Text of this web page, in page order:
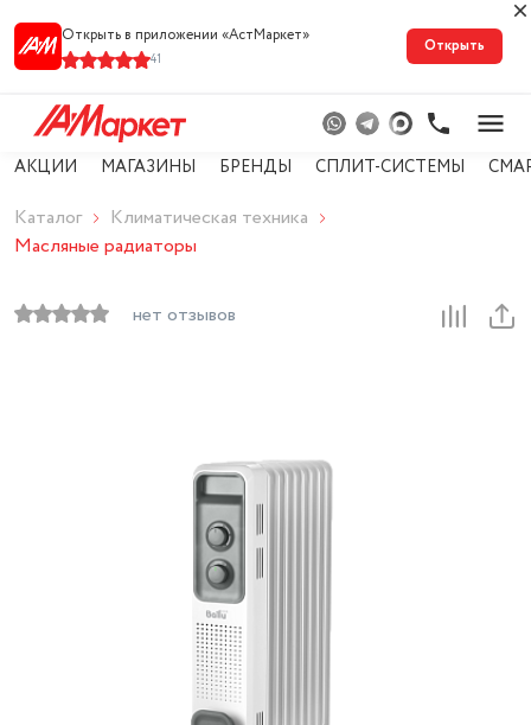
Открыть в приложении «АстМарке‪т‬»
41
Открыть
АКЦИИ МАГАЗИНЫ БРЕНДЫ СПЛИТ-СИСТЕМЫ
Каталог
Климатическая техника
Масляные радиаторы
нет отзывов